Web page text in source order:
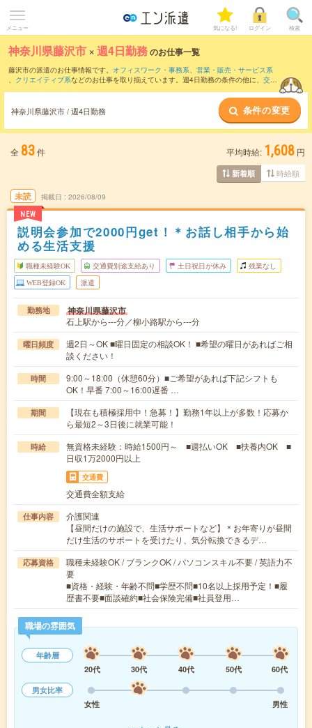
メニュー 気になる! ログイン 検索
神奈川県藤沢市 ×週4日勤務のお仕事一覧
藤沢市の派遣のお仕事情報です。 オフィスワーク・事務系、 営業・販売・サービス系
、 クリエイティブ系などのお仕事を取り揃えています。週4日勤務の条件の他に、 交通
神奈川県藤沢市 / 週4日勤務 条件の変更
全 83件 平均時給: 1,608 円
新着順 時給順
未読
NEW
掲載日 2026/08/09
説明会参加で2000円get！＊お話し相手から始
める生活支援
職種未経験OK 交通費別途支給あり 土日祝日が休み 残業なし
WEB登録OK 派遣
勤務地 神奈川県藤沢市
石上駅から---分／柳小路駅から---分
曜日頻度
週2日～OK ■曜日固定の相談OK！ ■希望の曜日があればご相
談ください！
時間
9:00～18:00（休憩60分）■ご希望があれば下記シフトも
OK！早番 7:00～16:00遅番 …
期間
【現在も積極採用中！急募！】勤務1年以上が多数！応募か
ら最短2～3日後に就業可能！
時給
無資格未経験：時給1500円～ ■週払いOK ■扶養内OK ■
日収1万2000円以上
交通費
交通費全額支給
仕事内容
介護関連
【昼間だけの施設で、生活サポートなど】＊お年寄りが昼間
だけ生活のサポートを受けたり、気分転換できるデ…
応募資格
職種未経験OK / ブランクOK / パソコンスキル不要 / 英語力不
要
■資格・経験・年齢不問■学歴不問■10名以上採用予定！■履
歴書不要■面談確約■社会保険完備■社員登用…
職場の雰囲気
年齢層
20代
30代 40代 50代
60代
男女比率
女性
男性